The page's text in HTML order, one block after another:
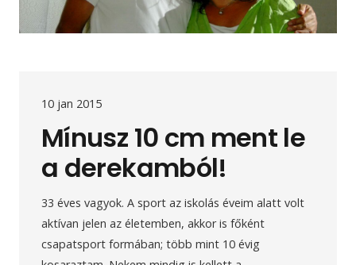
10 jan 2015
Mínusz 10 cm ment le
a derekamból!
33 éves vagyok. A sport az iskolás éveim alatt volt
aktívan jelen az életemben, akkor is főként
csapatsport formában; több mint 10 évig